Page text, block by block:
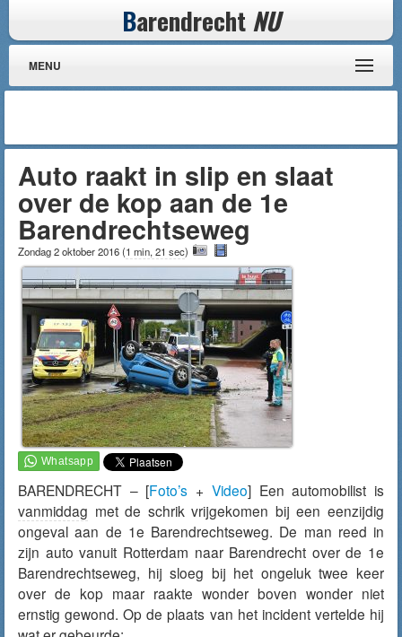
Barendrecht NU
MENU
Auto raakt in slip en slaat
over de kop aan de 1e
Barendrechtseweg
Zondag 2 oktober 2016(1 min, 21 sec)
BARENDRECHT – [Foto’s + Video] Een automobilist is
vanmiddag met de schrik vrijgekomen bij een eenzijdig
ongeval aan de 1e Barendrechtseweg. De man reed in
zijn auto vanuit Rotterdam naar Barendrecht over de 1e
Barendrechtseweg, hij sloeg bij het ongeluk twee keer
over de kop maar raakte wonder boven wonder niet
ernstig gewond. Op de plaats van het incident vertelde hij